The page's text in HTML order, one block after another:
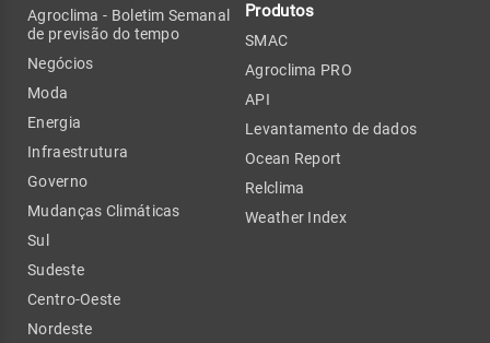
Agroclima - Boletim Semanal
de previsão do tempo
Negócios
Moda
Energia
Infraestrutura
Governo
Mudanças Climáticas
Sul
Sudeste
Centro-Oeste
Nordeste
Produtos
SMAC
Agroclima PRO
API
Levantamento de dados
Ocean Report
Relclima
Weather Index